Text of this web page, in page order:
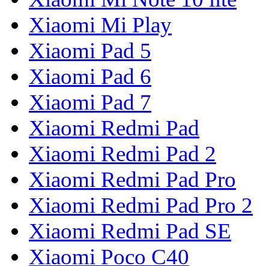
Xiaomi Mi Play
Xiaomi Pad 5
Xiaomi Pad 6
Xiaomi Pad 7
Xiaomi Redmi Pad
Xiaomi Redmi Pad 2
Xiaomi Redmi Pad Pro
Xiaomi Redmi Pad Pro 2
Xiaomi Redmi Pad SE
Xiaomi Poco C40